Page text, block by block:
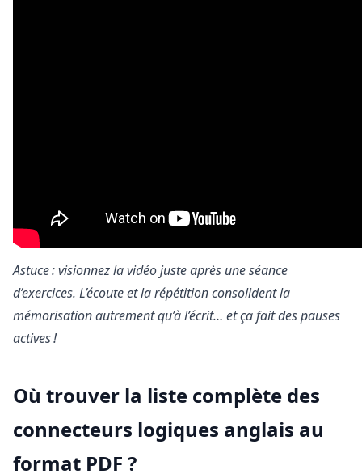
Astuce : visionnez la vidéo juste après une séance
d’exercices. L’écoute et la répétition consolident la
mémorisation autrement qu’à l’écrit… et ça fait des pauses
actives !
Où trouver la liste complète des
connecteurs logiques anglais au
format PDF ?